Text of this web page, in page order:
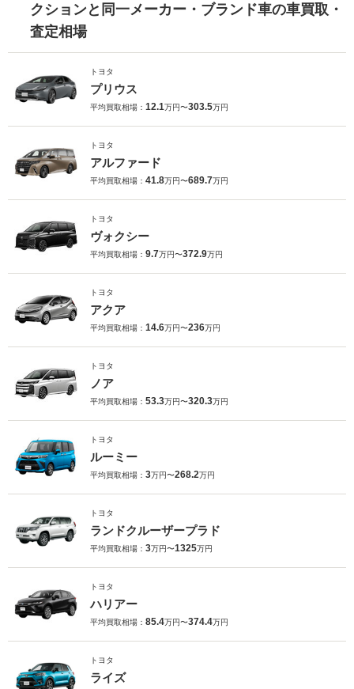
クションと同一メーカー・ブランド車の車買取・
査定相場
トヨタ
プリウス
平均買取相場： 12.1万円〜303.5万円
トヨタ
アルファード
平均買取相場： 41.8万円〜689.7万円
トヨタ
ヴォクシー
平均買取相場： 9.7万円〜372.9万円
トヨタ
アクア
平均買取相場： 14.6万円〜236万円
トヨタ
ノア
平均買取相場： 53.3万円〜320.3万円
トヨタ
ルーミー
平均買取相場： 3万円〜268.2万円
トヨタ
ランドクルーザープラド
平均買取相場： 3万円〜1325万円
トヨタ
ハリアー
平均買取相場： 85.4万円〜374.4万円
トヨタ
ライズ